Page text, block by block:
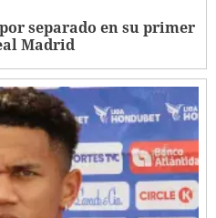
separado en su primer
Madrid